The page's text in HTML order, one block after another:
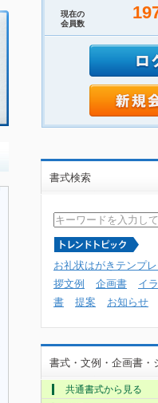
現在の
会員数
書式検索
お礼状はがきテンプレ
拶文例
企画書 イ
書
提案 お知らせ
書式・文例・企画書・
共通書式から見る